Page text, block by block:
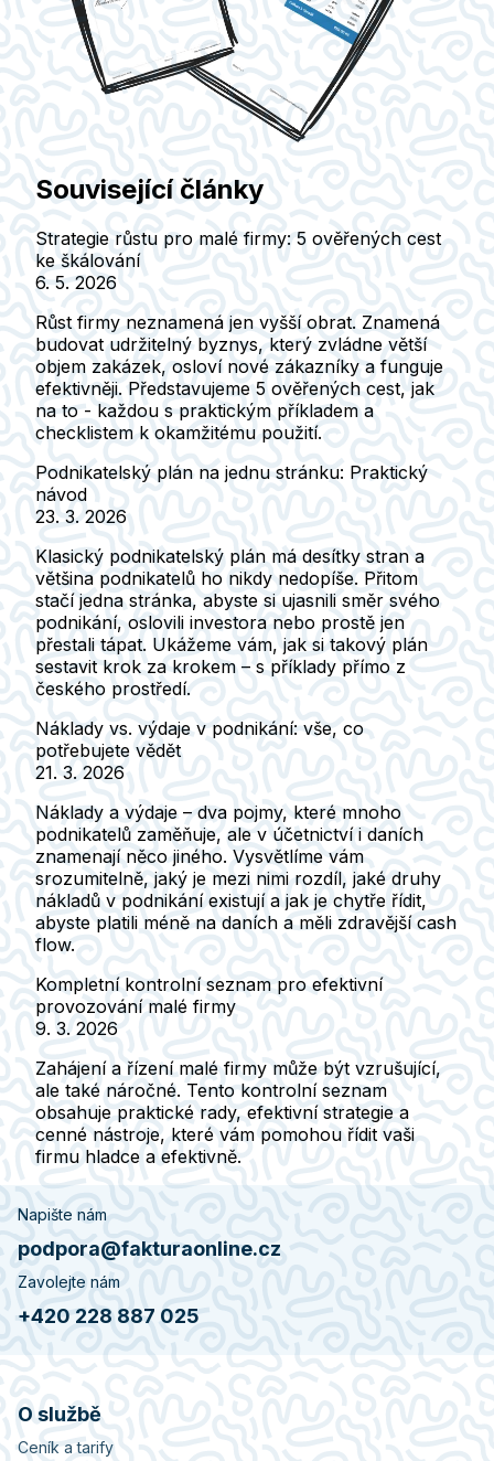
Související články
Strategie růstu pro malé firmy: 5 ověřených cest
ke škálování
6. 5. 2026
Růst firmy neznamená jen vyšší obrat. Znamená
budovat udržitelný byznys, který zvládne větší
objem zakázek, osloví nové zákazníky a funguje
efektivněji. Představujeme 5 ověřených cest, jak
na to - každou s praktickým příkladem a
checklistem k okamžitému použití.
Podnikatelský plán na jednu stránku: Praktický
návod
23. 3. 2026
Klasický podnikatelský plán má desítky stran a
většina podnikatelů ho nikdy nedopíše. Přitom
stačí jedna stránka, abyste si ujasnili směr svého
podnikání, oslovili investora nebo prostě jen
přestali tápat. Ukážeme vám, jak si takový plán
sestavit krok za krokem – s příklady přímo z
českého prostředí.
Náklady vs. výdaje v podnikání: vše, co
potřebujete vědět
21. 3. 2026
Náklady a výdaje – dva pojmy, které mnoho
podnikatelů zaměňuje, ale v účetnictví i daních
znamenají něco jiného. Vysvětlíme vám
srozumitelně, jaký je mezi nimi rozdíl, jaké druhy
nákladů v podnikání existují a jak je chytře řídit,
abyste platili méně na daních a měli zdravější cash
flow.
Kompletní kontrolní seznam pro efektivní
provozování malé firmy
9. 3. 2026
Zahájení a řízení malé firmy může být vzrušující,
ale také náročné. Tento kontrolní seznam
obsahuje praktické rady, efektivní strategie a
cenné nástroje, které vám pomohou řídit vaši
firmu hladce a efektivně.
Napište nám
podpora@fakturaonline.cz
Zavolejte nám
+420 228 887 025
O službě
Ceník a tarify